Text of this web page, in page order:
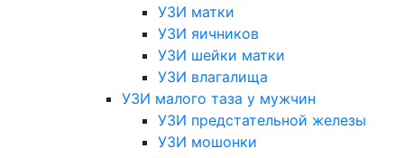
УЗИ матки
УЗИ яичников
УЗИ шейки матки
УЗИ влагалища
УЗИ малого таза у мужчин
УЗИ предстательной железы
УЗИ мошонки